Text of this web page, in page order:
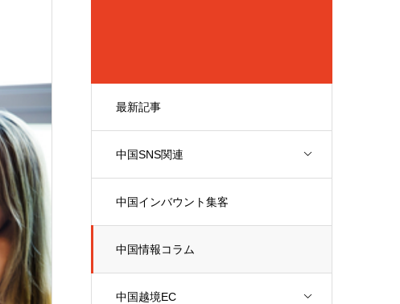
最新記事
中国SNS関連
中国インバウント集客
中国情報コラム
中国越境EC